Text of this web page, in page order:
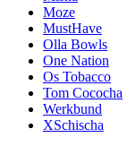
Moze
MustHave
Olla Bowls
One Nation
Os Tobacco
Tom Cococha
Werkbund
XSchischa